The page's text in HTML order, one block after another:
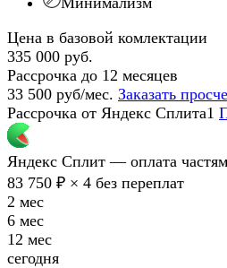
Цена в базовой комлектации
335 000 руб.
Рассрочка до 12 месяцев
33 500 руб/мес. Заказать
Рассрочка от Яндекс Сплита1
Яндекс Сплит — оплата
83 750 ₽ × 4 без переплат
2 мес
6 мес
12 мес
сегодня